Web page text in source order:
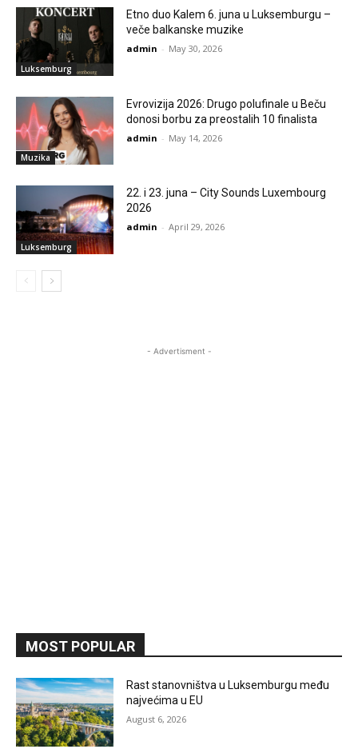
Luksemburg
Etno duo Kalem 6. juna u Luksemburgu –
veče balkanske muzike
admin - May 30, 2026
Muzika
Evrovizija 2026: Drugo polufinale u Beču
donosi borbu za preostalih 10 finalista
admin - May 14, 2026
Luksemburg
22. i 23. juna – City Sounds Luxembourg
2026
admin - April 29, 2026
- Advertisment -
MOST POPULAR
Rast stanovništva u Luksemburgu među
najvećima u EU
August 6, 2026